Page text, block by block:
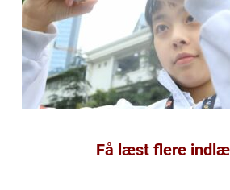
Få læst flere